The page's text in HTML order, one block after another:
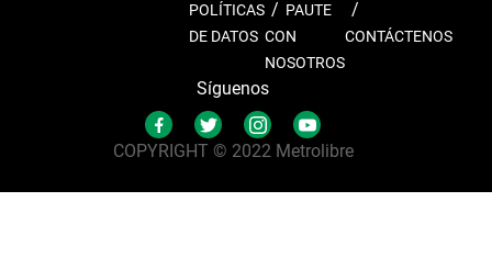
POLÍTICAS
DE DATOS
PAUTE
CON
NOSOTROS
CONTÁCTENOS
Síguenos
COPYRIGHT © 2022 Metrolibre